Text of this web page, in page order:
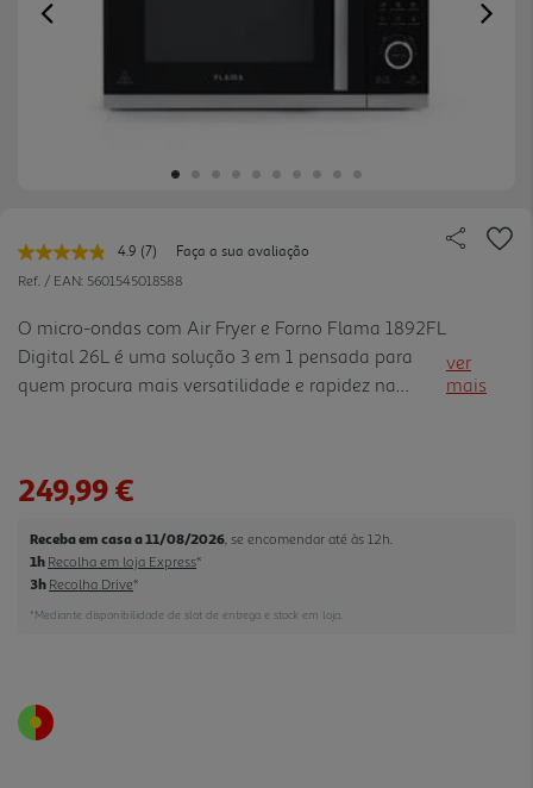
Previous
4.9 Leu
7
para
a
mesma
página.
(7)
Faça a sua avaliação
Ref. / EAN: 5601545018588
O micro-ondas com Air Fryer e Forno Flama 1892FL
Digital 26L é uma solução 3 em 1 pensada para
quem procura mais versatilidade e rapidez na
alimentos mais crocantes no dia a dia. A potência
ajudam a garantir desempenho eficiente em
diferentes receitas, enquanto o painel touch digital
torna a utilização mais intuitiva. Destaca-s e ainda
automático, que reforça a conveniência e a
ver
mais
249,99 €
Receba em casa a 11/08/2026 , se encomendar até às 12h.
1h Recolha em loja Express*
3h Recolha Drive*
*Mediante disponibilidade de slot de entrega e stock em loja.